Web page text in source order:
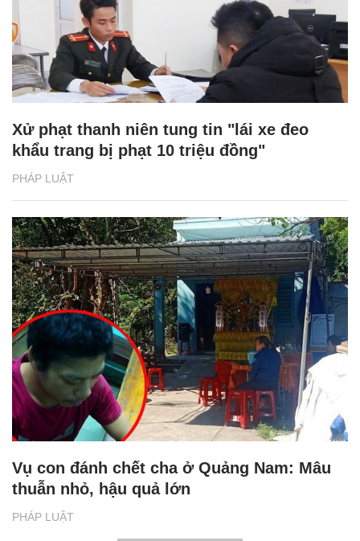
PHÁP LUẬT
Xử phạt thanh niên tung tin "lái xe đeo
khẩu trang bị phạt 10 triệu đồng"
PHÁP LUẬT
Vụ con đánh chết cha ở Quảng Nam: Mâu
thuẫn nhỏ, hậu quả lớn